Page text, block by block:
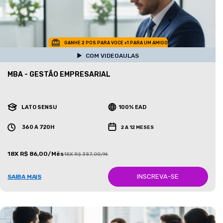
GANHE 2 POS PARA VOCE +1 PARA UM AMIGO
COM VIDEOAULAS
MBA - GESTÃO EMPRESARIAL
LATO SENSU 100% EAD
360 A 720H 2 A 12 MESES
18X R$ 86,00/Mês18X R$ 387,00/Mês
SAIBA MAIS INSCREVA-SE